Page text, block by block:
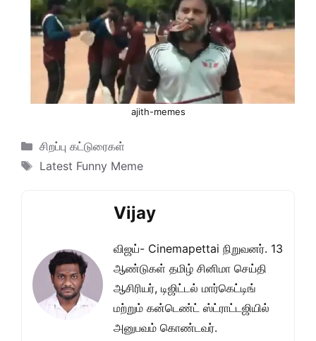
ajith-memes
Categories
சிறப்பு கட்டுரைகள்
Tags
Latest Funny Meme
Vijay
விஜய்- Cinemapettai நிறுவனர். 13
ஆண்டுகள் தமிழ் சினிமா செய்தி
ஆசிரியர், டிஜிட்டல் மார்கெட்டிங்
மற்றும் கன்டெண்ட் ஸ்ட்ராட்டஜியில்
அனுபவம் கொண்டவர்.